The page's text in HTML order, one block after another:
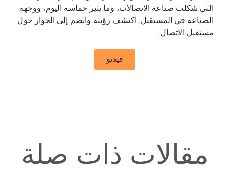
التي شكلت صناعة الاتصالات، وما يثير حماسه اليوم، ووجهة
الصناعة في المستقبل. اكتشف رؤيته وانضم إلى الحوار حول
مستقبل الاتصال.
فيديو
مقالات ذات صلة